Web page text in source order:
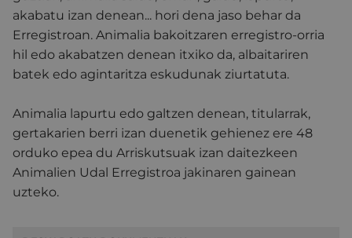
akabatu izan denean... hori dena jaso behar da
Erregistroan. Animalia bakoitzaren erregistro-orria
hil edo akabatzen denean itxiko da, albaitariren
batek edo agintaritza eskudunak ziurtatuta.
Animalia lapurtu edo galtzen denean, titularrak,
gertakarien berri izan duenetik gehienez ere 48
orduko epea du Arriskutsuak izan daitezkeen
Animalien Udal Erregistroa jakinaren gainean
uzteko.